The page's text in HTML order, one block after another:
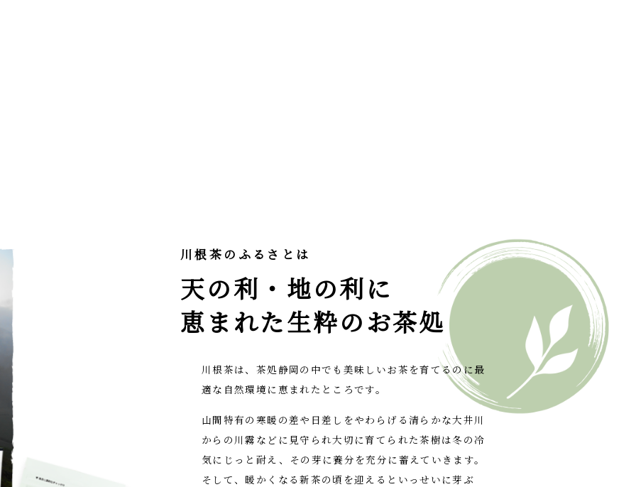
川根茶のふるさとは
天の利・地の利に
恵まれた生粋のお茶処
川根茶は、茶処静岡の中でも美味しいお茶を育てるのに最
適な自然環境に恵まれたところです。
山間特有の寒暖の差や日差しをやわらげる清らかな大井川
からの川霧などに見守られ大切に育てられた茶樹は冬の冷
気にじっと耐え、その芽に養分を充分に蓄えていきます。
そして、暖かくなる新茶の頃を迎えるといっせいに芽ぶ